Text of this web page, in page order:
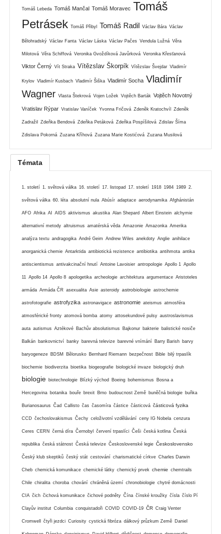
Tomáš Lebeda Tomáš Mančal Tomáš Moravec Tomáš
Petrásek Tomáš Přibyl Tomáš Radil Václav Bára Václav
Bělohradský Václav Fanta Václav Láska Václav Pačes Vendula Lužná Věra
Milotová Věra Schiffová Veronika Gvoždíková Javůrková Veronika Křesťanová
Viktor Černý Vít Straka Vítězslav Škorpík Vítězslav Švejdar Vladimír
Krylov Vladimír Kusbach Vladimír Šiška Vladimír Socha Vladimír
Wagner Vlasta Štekrová Vojen Ložek Vojtěch Barták Vojtěch Novotný
Vratislav Rýpar Vratislav Vaníček Yvonna Fričová Zdeněk Kratochvíl Zdeněk
Zadražil Zdeňka Bendová Zdeňka Petáková Zdeňka Pospíšilová Zdislav Šíma
Zdislava Pokorná Zuzana Kříhová Zuzana Marie Kostićová Zuzana Musilová
Témata
1. století 1. světová válka 16. století 17. listopad 17. století 1918 1984 1989 2.
světová válka 60. léta absolutní nula Abúsír adaptace aerodynamika Afghánistán
AFO Afrika AI AIDS aktivismus akustika Alan Shepard Albert Einstein alchymie
alternativní metody altruismus amatérská věda Amazonie Amazonka Amerika
analýza textu andragogika André Geim Andrew Wiles anekdoty Anglie anihilace
anorganická chemie Antarktida antibiotická rezistence antibiotika antihmota antika
antiscientismus antivakcinační hnutí Antoine Lavoisier antropologie Apollo 1 Apollo
11 Apollo 14 Apollo 8 apologetika archeologie architektura argumentace Aristoteles
armáda Armáda ČR asexualita Asie asteroidy astrobiologie astrochemie
astrofotografie astrofyzika astronavigace astronomie ateismus atmosféra
atmosférické fronty atomová bomba atomy attosekundové pulsy austroslavismus
auta autismus Aztékové Bachův absolutismus Bajkonur bakterie balistické nosiče
Balkán bankovnictví banky barevná televize barevné vnímání Barry Barish barvy
baryogeneze BDSM Bělorusko Bernhard Riemann bezpečnost Bible bilý trpaslík
biochemie biodiverzita bioetika biogeografie biologické invaze biologický druh
biologie biotechnologie Blízký východ Boeing bohemismus Bosna a
Hercegovina botanika bouře brexit Brno budoucnost Země buněčná biologie buňka
Burianosaurus Čad Callisto čas časomíra částice částicová částicová fyzika
CCD čechoslovakismus Čechy celoživotní vzdělávání ceny IG Nobela cenzura
Ceres CERN černá díra Černobyl červení trpaslíci Češi česká kotlina Česká
republika česká státnost Česká televize Československé legie Československo
Český klub skeptiků český stát cestování charismatické církve Charles Darwin
Cheb chemická komunikace chemické látky chemický prvek chemie chemtrails
Chile chiralita choroba chování chráněná území chronobiologie chytré domácnosti
CIA čich čichová komunikace čichové podněty Čína čínské kroužky čísla číslo Pí
Clayův institut Columbia conquistadoři COVID COVID-19 ČR Craig Venter
Cromwell čtyři jezdci Curiosity cystická fibróza dálkový průzkum Země Daniel